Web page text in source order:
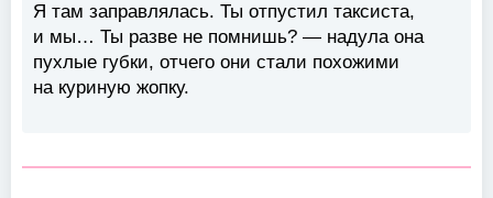
Я там заправлялась. Ты отпустил таксиста,
и мы… Ты разве не помнишь? — надула она
пухлые губки, отчего они стали похожими
на куриную жопку.